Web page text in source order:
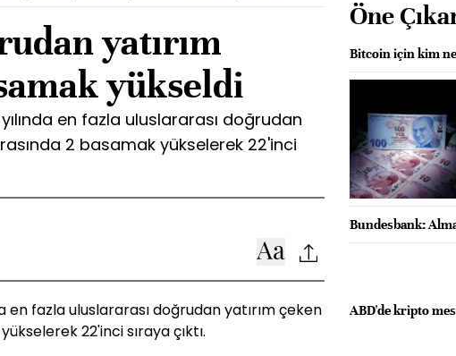
yatırım
yükseldi
en fazla uluslararası doğrudan
2 basamak yükselerek 22'inci
en fazla uluslararası doğrudan yatırım çeken
22'inci sıraya çıktı.
Öne
Bitcoin için kim
Bundesbank:
ABD'de kripto